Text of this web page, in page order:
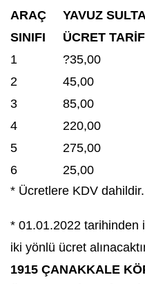
ARAÇ
SINIFI
YAVUZ
ÜCRET
1
?35,00
2
45,00
3
85,00
4
220,00
5
275,00
6
25,00
* Ücretlere KDV dahildir.
* 01.01.2022 tarihinden
iki yönlü ücret
1915 ÇANAKKALE